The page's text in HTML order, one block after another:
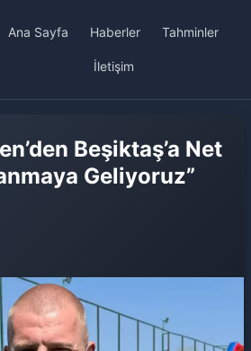
Ana Sayfa Haberler Tahminler
İletişim
Beşiktaş’a Net
Geliyoruz”